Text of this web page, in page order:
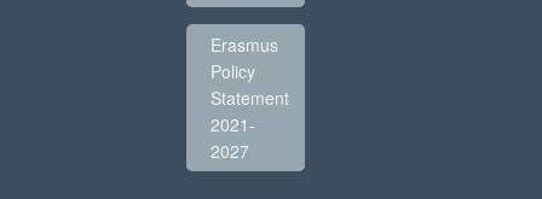
Erasmus
Policy
Statement
2021-
2027